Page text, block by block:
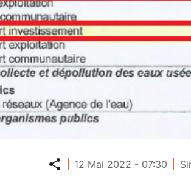
Partager
12 Mai 2022 - 07:30